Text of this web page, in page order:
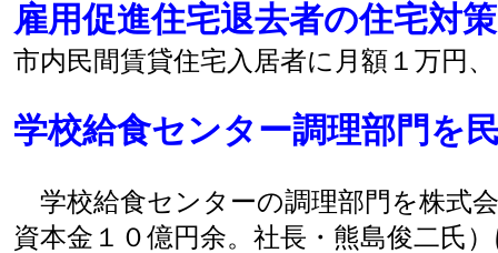
雇用促進住宅退去者の住宅対
市内民間賃貸住宅入居者に月額１万円
学校給食センター調理部門を
学校給食センターの調理部門を株式
資本金１０億円余。社長・熊島俊二氏